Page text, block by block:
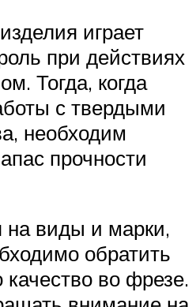
играет
при действиях
Тогда, когда
с твердыми
необходим
прочности
на виды и марки,
обратить
во фрезе.